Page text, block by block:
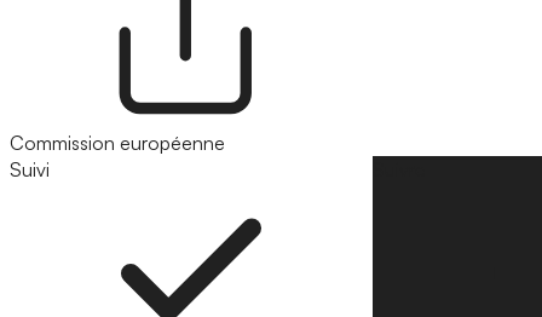
Commission européenne
Suivi